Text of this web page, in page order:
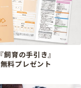
『飼育の手引き』
無料プレゼント